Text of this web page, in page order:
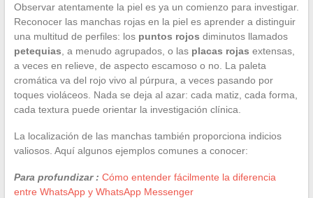
Observar atentamente la piel es ya un comienzo para investigar.
Reconocer las manchas rojas en la piel es aprender a distinguir
una multitud de perfiles: los puntos rojos diminutos llamados
petequias , a menudo agrupados, o las placas rojas extensas,
a veces en relieve, de aspecto escamoso o no. La paleta
cromática va del rojo vivo al púrpura, a veces pasando por
toques violáceos. Nada se deja al azar: cada matiz, cada forma,
cada textura puede orientar la investigación clínica.
La localización de las manchas también proporciona indicios
valiosos. Aquí algunos ejemplos comunes a conocer:
Para profundizar : Cómo entender fácilmente la diferencia
entre WhatsApp y WhatsApp Messenger